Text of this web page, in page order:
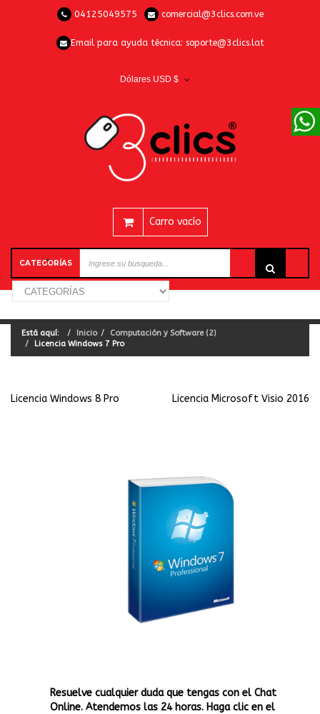
04125049575 comercial@3clics.com.ve
Email para ayuda técnica: soporte@3clics.lat
Dólares USD $
Carro vacío
CATEGORÍAS
Está aquí: Inicio
Computación y Software (2)
Licencia Windows 7 Pro
Licencia Windows 8 Pro Licencia Microsoft Visio 2016
Resuelve cualquier duda que tengas con el Chat
Online. Atendemos las 24 horas. Haga clic en el